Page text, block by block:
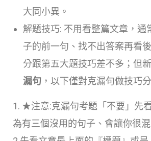
大同小異。
解題技巧: 不用看整篇文章，通
子的前一句、找不出答案再看
分跟第五大題技巧差不多；但
漏句 ，以下僅對克漏句做技巧
1. ★注意:克漏句考題「不要」先
為有三個沒用的句子、會讓你很